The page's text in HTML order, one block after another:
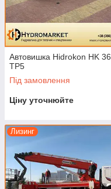
Автовишка Hidrokon HK 36
TP5
Під замовлення
Ціну уточнюйте
Лизинг